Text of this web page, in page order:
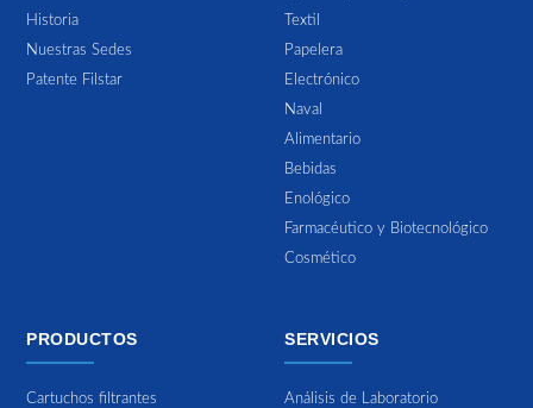
Historia
Nuestras Sedes
Patente Filstar
Textil
Papelera
Electrónico
Naval
Alimentario
Bebidas
Enológico
Farmacéutico y Biotecnológico
Cosmético
PRODUCTOS
Cartuchos filtrantes
SERVICIOS
Análisis de Laboratorio